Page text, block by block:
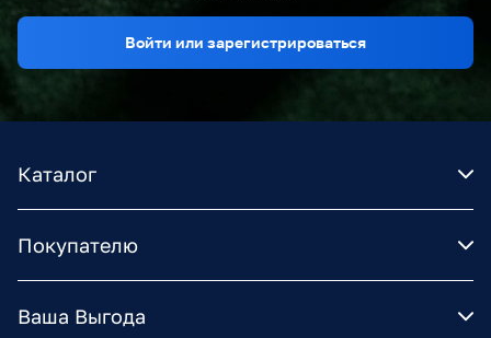
Войти или зарегистрироваться
Каталог
Покупателю
Ваша Выгода